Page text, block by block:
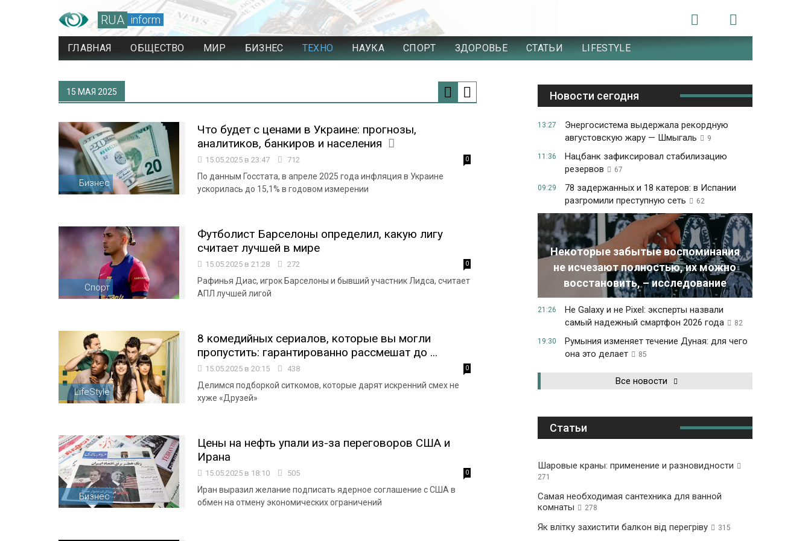
RUA inform
ГЛАВНАЯ ОБЩЕСТВО МИР БИЗНЕС ТЕХНО НАУКА СПОРТ ЗДОРОВЬЕ СТАТЬИ LIFESTYLE
15 МАЯ 2025
Бизнес
Что будет с ценами в Украине: прогнозы,
аналитиков, банкиров и населения
15.05.2025 в 23:47 712 0
По данным Госстата, в апреле 2025 года инфляция в Украине
ускорилась до 15,1% в годовом измерении
Спорт
Футболист Барселоны определил, какую лигу
считает лучшей в мире
15.05.2025 в 21:28 272 0
Рафинья Диас, игрок Барселоны и бывший участник Лидса, считает
АПЛ лучшей лигой
LifeStyle
8 комедийных сериалов, которые вы могли
пропустить: гарантированно рассмешат до ...
15.05.2025 в 20:15 438 0
Делимся подборкой ситкомов, которые дарят искренний смех не
хуже «Друзей»
Бизнес
Цены на нефть упали из-за переговоров США и
Ирана
15.05.2025 в 18:10 505 0
Иран выразил желание подписать ядерное соглашение с США в
обмен на отмену экономических ограничений
Новости сегодня
13:27
Энергосистема выдержала рекордную
августовскую жару — Шмыгаль
9
11:36
Нацбанк зафиксировал стабилизацию
резервов
67
09:29
78 задержанных и 18 катеров: в Испании
разгромили преступную сеть
62
Некоторые забытые воспоминания
не исчезают полностью, их можно
восстановить, – исследование
21:26
Не Galaxy и не Pixel: эксперты назвали
самый надежный смартфон 2026 года
82
19:30
Румыния изменяет течение Дуная: для чего
она это делает
85
Все новости
Статьи
Шаровые краны: применение и разновидности
271
Самая необходимая сантехника для ванной
комнаты
278
Як влітку захистити балкон від перегріву 315